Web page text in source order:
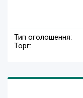
Тип оголошення:
Торг: